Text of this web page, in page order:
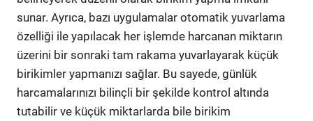
sunar. Ayrıca, bazı uygulamalar otomatik yuvarlama
özelliği ile yapılacak her işlemde harcanan miktarın
üzerini bir sonraki tam rakama yuvarlayarak küçük
birikimler yapmanızı sağlar. Bu sayede, günlük
harcamalarınızı bilinçli bir şekilde kontrol altında
tutabilir ve küçük miktarlarda bile birikim